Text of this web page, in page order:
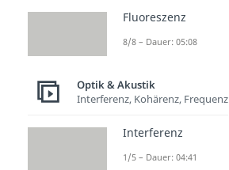
Dauer: 04:05
Dopplereffekt
Dauer: 05:06
Schallmauer
Dauer: 02:50
Fluoreszenz
8/8 – Dauer: 05:08
Optik & Akustik
Interferenz, Kohärenz, Frequenz
Interferenz
1/5 – Dauer: 04:41